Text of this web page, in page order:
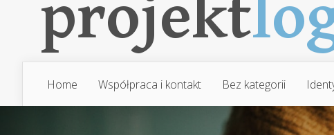
Home Współpraca i kontakt Bez kategorii